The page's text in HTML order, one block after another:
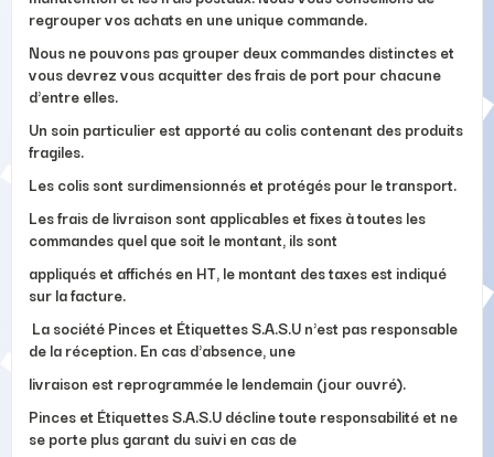
regrouper vos achats en une unique commande.
Nous ne pouvons pas grouper deux commandes distinctes et
vous devrez vous acquitter des frais de port pour chacune
d'entre elles.
Un soin particulier est apporté au colis contenant des produits
fragiles.
Les colis sont surdimensionnés et protégés pour le transport.
Les frais de livraison sont applicables et fixes à toutes les
commandes quel que soit le montant, ils sont
appliqués et affichés en HT, le montant des taxes est indiqué
sur la facture.
La société Pinces et Étiquettes S.A.S.U n'est pas responsable
de la réception. En cas d'absence, une
livraison est reprogrammée le lendemain (jour ouvré).
Pinces et Étiquettes S.A.S.U décline toute responsabilité et ne
se porte plus garant du suivi en cas de